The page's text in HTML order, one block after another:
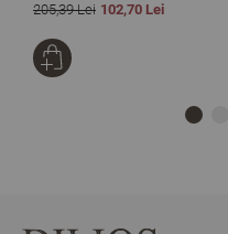
205,39 Lei 102,70 Lei